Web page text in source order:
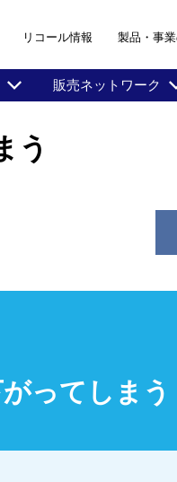
リコール情報 製品・事
販売ネットワーク
う
ってしまう